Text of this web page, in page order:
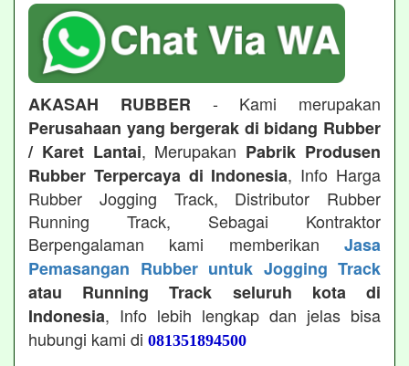
AKASAH RUBBER - Kami merupakan
Perusahaan yang bergerak di bidang Rubber
/ Karet Lantai, Merupakan Pabrik Produsen
Rubber Terpercaya di Indonesia, Info Harga
Rubber Jogging Track, Distributor Rubber
Running Track, Sebagai Kontraktor
Berpengalaman kami memberikan Jasa
Pemasangan Rubber untuk Jogging Track
atau Running Track seluruh kota di
Indonesia, Info lebih lengkap dan jelas bisa
hubungi kami di 081351894500